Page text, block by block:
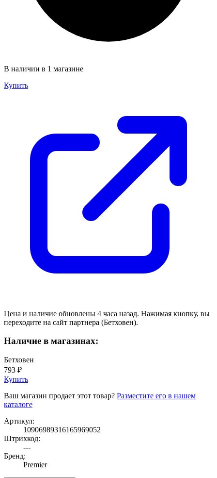
В наличии в 1 магазине
Купить
Цена и наличие обновлены 4 часа назад. Нажимая кнопку, вы
переходите на сайт партнера (Бетховен).
Наличие в магазинах:
Бетховен
793 ₽
Купить
Ваш магазин продает этот товар? Разместите его в нашем
каталоге
Артикул:
10906989316165969052
Штрихкод:
---
Бренд:
Premier